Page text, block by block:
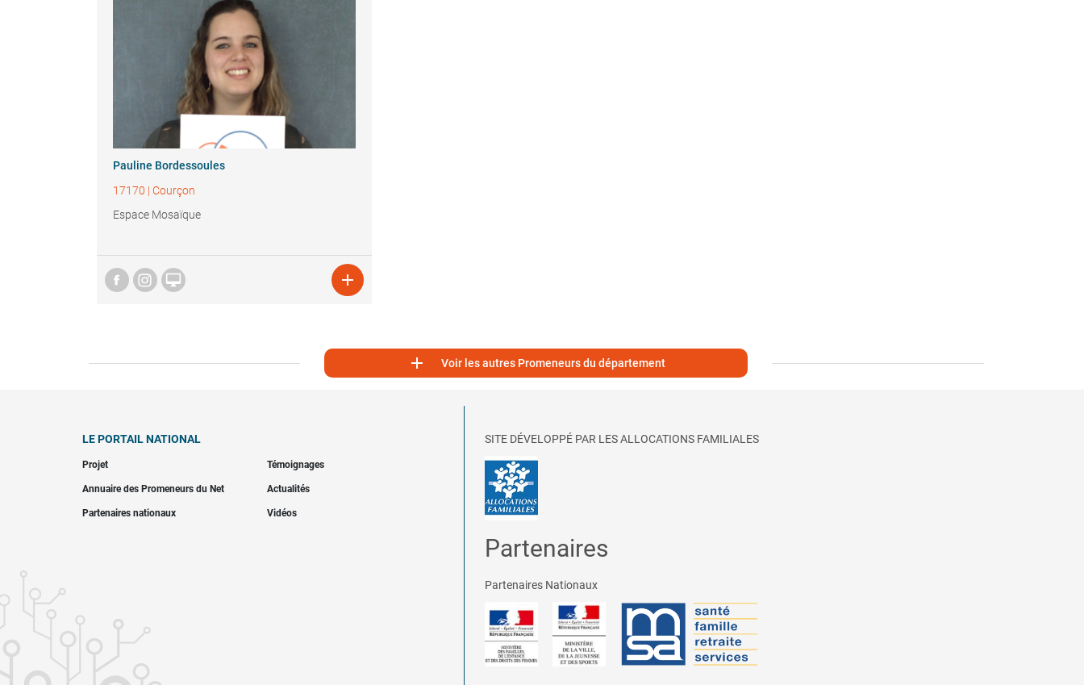
Pauline Bordessoules
17170 | Courçon
Espace Mosaïque
 
 Voir les autres Promeneurs du département
LE PORTAIL NATIONAL
Projet Témoignages
Annuaire des Promeneurs du Net Actualités
Partenaires nationaux Vidéos
SITE DÉVELOPPÉ PAR LES ALLOCATIONS FAMILIALES
Partenaires
Partenaires Nationaux